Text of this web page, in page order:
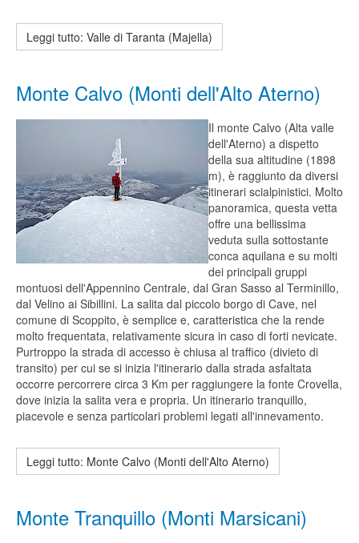
Leggi tutto: Valle di Taranta (Majella)
Monte Calvo (Monti dell'Alto Aterno)
Il monte Calvo (Alta valle
dell'Aterno) a dispetto
della sua altitudine (1898
m), è raggiunto da diversi
itinerari scialpinistici. Molto
panoramica, questa vetta
offre una bellissima
veduta sulla sottostante
conca aquilana e su molti
dei principali gruppi
montuosi dell'Appennino Centrale, dal Gran Sasso al Terminillo,
dal Velino ai Sibillini. La salita dal piccolo borgo di Cave, nel
comune di Scoppito, è semplice e, caratteristica che la rende
molto frequentata, relativamente sicura in caso di forti nevicate.
Purtroppo la strada di accesso è chiusa al traffico (divieto di
transito) per cui se si inizia l'itinerario dalla strada asfaltata
occorre percorrere circa 3 Km per raggiungere la fonte Crovella,
dove inizia la salita vera e propria. Un itinerario tranquillo,
piacevole e senza particolari problemi legati all'innevamento.
Leggi tutto: Monte Calvo (Monti dell'Alto Aterno)
Monte Tranquillo (Monti Marsicani)